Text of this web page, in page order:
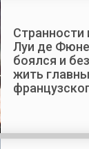
Странности
Луи де
боялся и
жить